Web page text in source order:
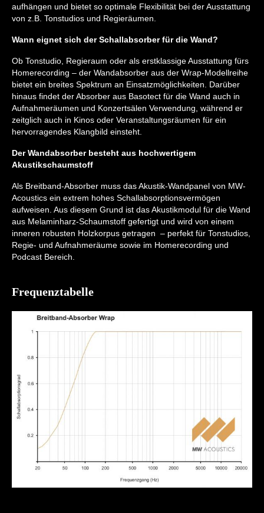
aufhängen und bietet so optimale Flexibilität bei der Ausstattung
von z.B. Tonstudios und Regieräumen.
Wann eignet sich der Schallabsorber für die Wand?
Ob Tonstudio, Regieraum oder als erstklassige Ausstattung fürs
Homerecording – der Wandabsorber aus der Wrap-Modellreihe
bietet ein breites Spektrum an Einsatzmöglichkeiten. Darüber
hinaus findet der Absorber aus Basotect für die Wand auch in
Aufnahmeräumen und Konzertsälen Verwendung, während er
zeitglich auch in Kinos oder Veranstaltungsräumen für ein
hervorragendes Klangbild einsteht.
Der Wandabsorber besteht aus hochwertigem
Akustikschaumstoff
Als Breitband-Absorber muss das Akustik-Wandpanel von MW-
Acoustics ein extrem hohes Schallabsorptionsvermögen
aufweisen. Aus diesem Grund ist das Akustikmodul für die Wand
aus Melaminharz-Schaumstoff gefertigt und wird von einem
inneren robusten Holzkorpus getragen – perfekt für Tonstudios,
Regie- und Aufnahmeräume sowie im Homerecording und
Podcast Bereich.
Frequenztabelle